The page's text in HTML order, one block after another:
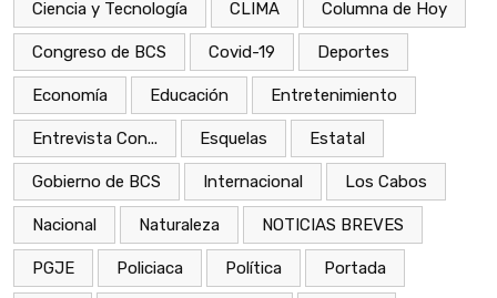
Ciencia y Tecnología CLIMA Columna de Hoy
Congreso de BCS Covid-19 Deportes
Economía Educación Entretenimiento
Entrevista Con... Esquelas Estatal
Gobierno de BCS Internacional Los Cabos
Nacional Naturaleza NOTICIAS BREVES
PGJE Policiaca Política Portada